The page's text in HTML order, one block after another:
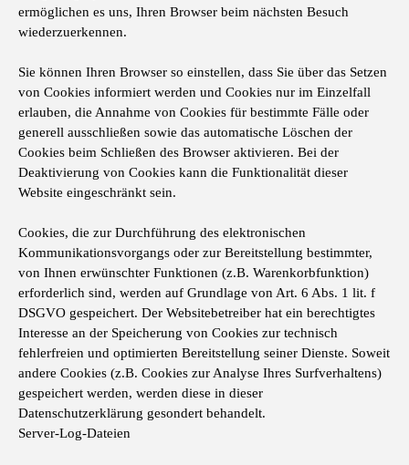
ermöglichen es uns, Ihren Browser beim nächsten Besuch
wiederzuerkennen.
Sie können Ihren Browser so einstellen, dass Sie über das Setzen
von Cookies informiert werden und Cookies nur im Einzelfall
erlauben, die Annahme von Cookies für bestimmte Fälle oder
generell ausschließen sowie das automatische Löschen der
Cookies beim Schließen des Browser aktivieren. Bei der
Deaktivierung von Cookies kann die Funktionalität dieser
Website eingeschränkt sein.
Cookies, die zur Durchführung des elektronischen
Kommunikationsvorgangs oder zur Bereitstellung bestimmter,
von Ihnen erwünschter Funktionen (z.B. Warenkorbfunktion)
erforderlich sind, werden auf Grundlage von Art. 6 Abs. 1 lit. f
DSGVO gespeichert. Der Websitebetreiber hat ein berechtigtes
Interesse an der Speicherung von Cookies zur technisch
fehlerfreien und optimierten Bereitstellung seiner Dienste. Soweit
andere Cookies (z.B. Cookies zur Analyse Ihres Surfverhaltens)
gespeichert werden, werden diese in dieser
Datenschutzerklärung gesondert behandelt.
Server-Log-Dateien